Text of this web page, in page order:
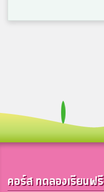
คอร์ส ทดลองเรียนฟรี